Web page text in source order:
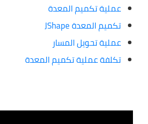
عملية تكميم المعدة
تكميم المعدة JShape
عملية تحويل المسار
تكلفة عملية تكميم المعدة